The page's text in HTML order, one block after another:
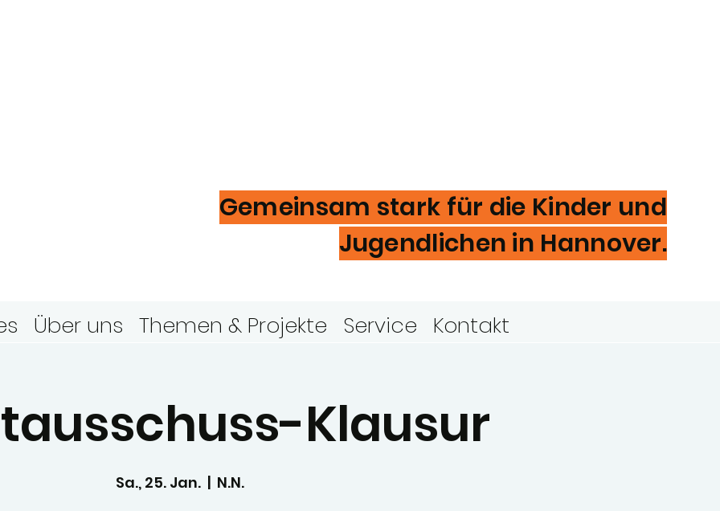
Gemeinsam stark für die Kinder und
Jugendlichen in Hannover.
Über uns Themen & Projekte Service Kontakt
Klausur
Sa., 25. Jan.
  |
N.N.